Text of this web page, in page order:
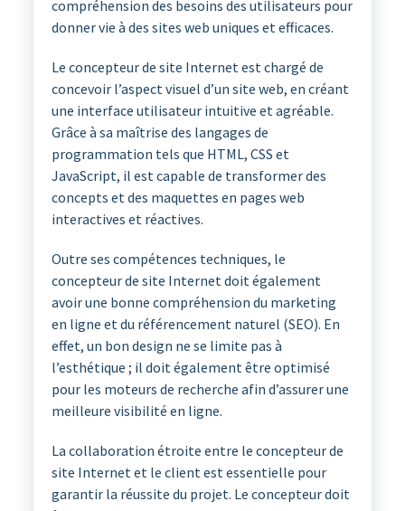
compréhension des besoins des utilisateurs pour
donner vie à des sites web uniques et efficaces.
Le concepteur de site Internet est chargé de
concevoir l’aspect visuel d’un site web, en créant
une interface utilisateur intuitive et agréable.
Grâce à sa maîtrise des langages de
programmation tels que HTML, CSS et
JavaScript, il est capable de transformer des
concepts et des maquettes en pages web
interactives et réactives.
Outre ses compétences techniques, le
concepteur de site Internet doit également
avoir une bonne compréhension du marketing
en ligne et du référencement naturel (SEO). En
effet, un bon design ne se limite pas à
l’esthétique ; il doit également être optimisé
pour les moteurs de recherche afin d’assurer une
meilleure visibilité en ligne.
La collaboration étroite entre le concepteur de
site Internet et le client est essentielle pour
garantir la réussite du projet. Le concepteur doit